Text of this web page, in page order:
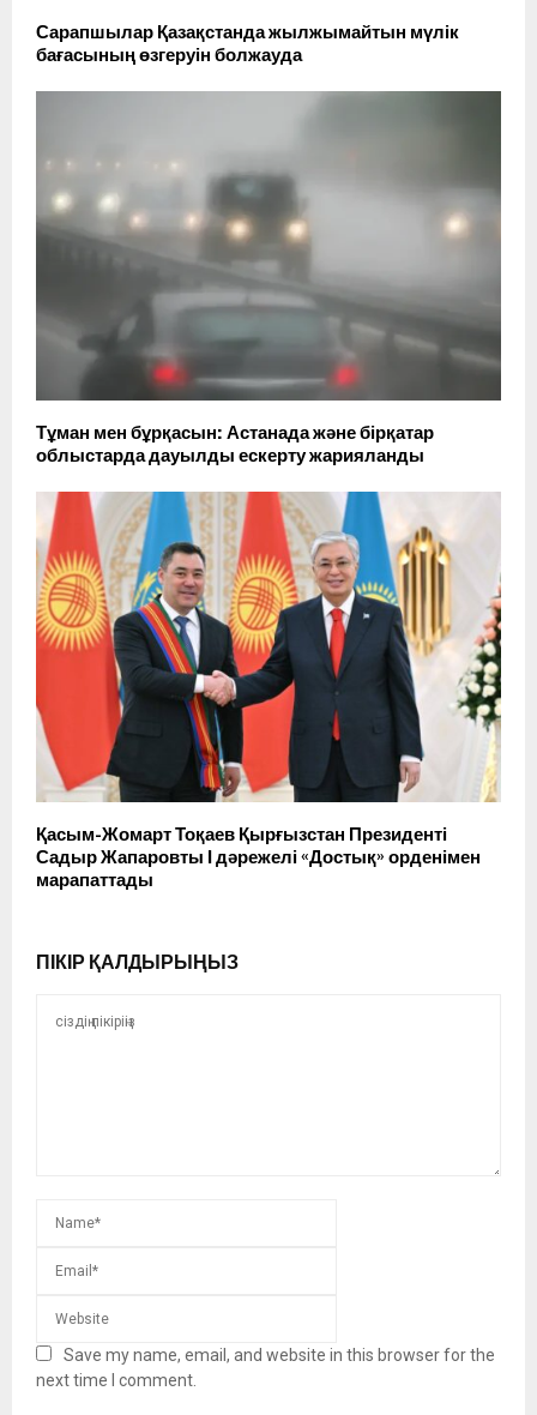
Сарапшылар Қазақстанда жылжымайтын мүлік
бағасының өзгеруін болжауда
Тұман мен бұрқасын: Астанада және бірқатар
облыстарда дауылды ескерту жарияланды
Қасым-Жомарт Тоқаев Қырғызстан Президенті
Садыр Жапаровты І дәрежелі «Достық» орденімен
марапаттады
ПІКІР ҚАЛДЫРЫҢЫЗ
Save my name, email, and website in this browser for the
next time I comment.